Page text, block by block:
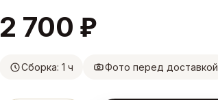
2 700 ₽
Сборка: 1 ч Фото перед доставкой